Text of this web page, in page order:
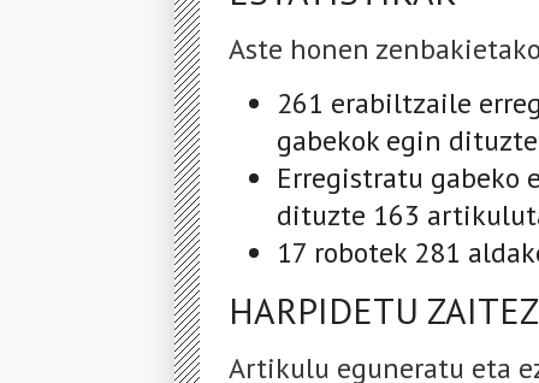
Aste honen
261 erabiltzaile
gabekok egin
Erregistratu gabeko
dituzte 163
17 robotek 281
HARPIDETU ZAITEZ
Artikulu eguneratu eta